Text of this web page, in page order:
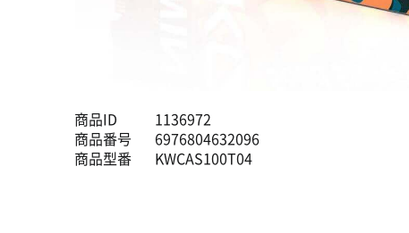
商品ID
1136972
商品番号
6976804632096
商品型番
KWCAS100T04